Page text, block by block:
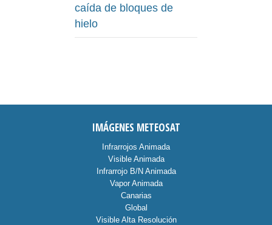
caída de bloques de
hielo
IMÁGENES METEOSAT
Infrarrojos Animada
Visible Animada
Infrarrojo B/N Animada
Vapor Animada
Canarias
Global
Visible Alta Resolución